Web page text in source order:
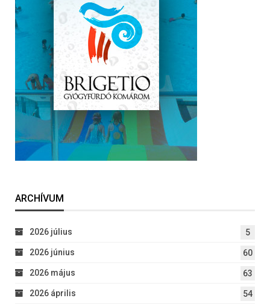
ARCHÍVUM
2026 július 5
2026 június 60
2026 május 63
2026 április 54